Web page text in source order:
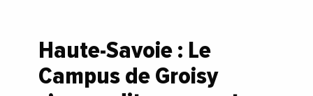
Haute-Savoie : Le
Campus de Groisy